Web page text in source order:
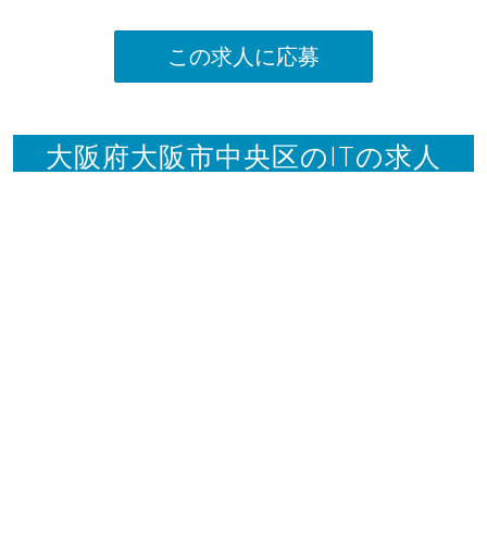
この求人に応募
大阪府大阪市中央区のITの求人